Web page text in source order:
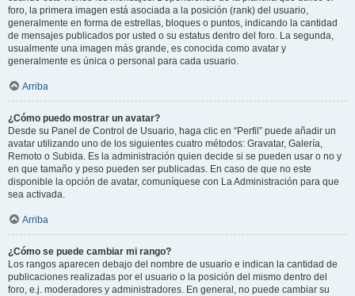
foro, la primera imagen está asociada a la posición (rank) del usuario,
generalmente en forma de estrellas, bloques o puntos, indicando la cantidad
de mensajes publicados por usted o su estatus dentro del foro. La segunda,
usualmente una imagen más grande, es conocida como avatar y
generalmente es única o personal para cada usuario.
Arriba
¿Cómo puedo mostrar un avatar?
Desde su Panel de Control de Usuario, haga clic en “Perfil” puede añadir un
avatar utilizando uno de los siguientes cuatro métodos: Gravatar, Galería,
Remoto o Subida. Es la administración quien decide si se pueden usar o no y
en que tamaño y peso pueden ser publicadas. En caso de que no este
disponible la opción de avatar, comuníquese con La Administración para que
sea activada.
Arriba
¿Cómo se puede cambiar mi rango?
Los rangos aparecen debajo del nombre de usuario e indican la cantidad de
publicaciones realizadas por el usuario o la posición del mismo dentro del
foro, e.j. moderadores y administradores. En general, no puede cambiar su